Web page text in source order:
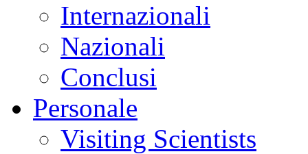
Internazionali
Nazionali
Conclusi
Personale
Visiting Scientists